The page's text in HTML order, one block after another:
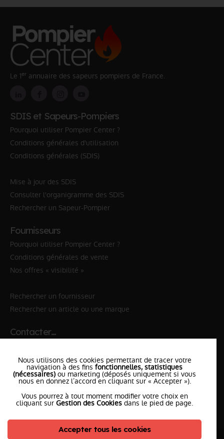
Le 1er annuaire des sapeurs pompiers de France.
SDIS et Sapeurs-Pompiers
Pourquoi utiliser Pompier Center ?
Conditions générales d'utilisation
Conditions générales (SDIS)
Mise à jour des SDIS
Consulter l'organigramme des SDIS
Rechercher un Sapeur-Pompier
Fournisseurs
Pourquoi utiliser Pompier Center ?
Conditions générales de vente
Nos offres « visibilité »
Rechercher un fournisseur
Rechercher un article ou une marque
Contacter…
✆ 18№National Sapeurs-Pompiers
le SDISle plus proche
l'équipePompierCenter
Nous utilisons des cookies permettant de tracer votre
navigation à des fins fonctionnelles, statistiques
(nécessaires) ou marketing (déposés uniquement si vous
nous en donnez l’accord en cliquant sur « Accepter »).
Vous pourrez à tout moment modifier votre choix en
cliquant sur Gestion des Cookies dans le pied de page.
Accepter tous les cookies